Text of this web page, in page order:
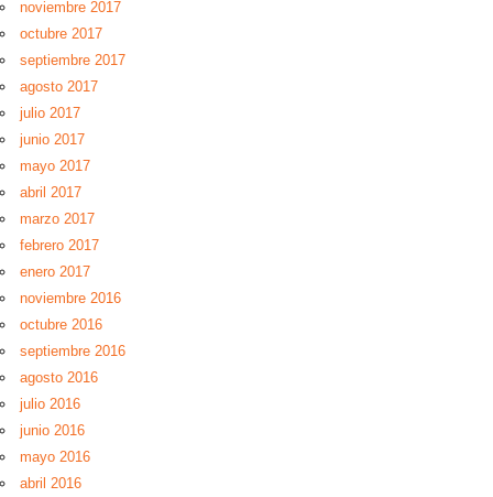
noviembre 2017
octubre 2017
septiembre 2017
agosto 2017
julio 2017
junio 2017
mayo 2017
abril 2017
marzo 2017
febrero 2017
enero 2017
noviembre 2016
octubre 2016
septiembre 2016
agosto 2016
julio 2016
junio 2016
mayo 2016
abril 2016